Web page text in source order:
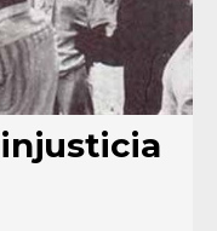
injusticia